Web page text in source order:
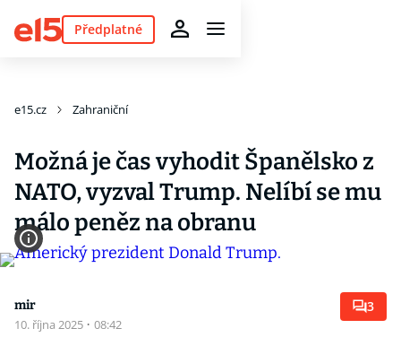
Předplatné
e15.cz Zahraniční
Možná je čas vyhodit Španělsko z
NATO, vyzval Trump. Nelíbí se mu
málo peněz na obranu
mir
10. října 2025 · 08:42
3